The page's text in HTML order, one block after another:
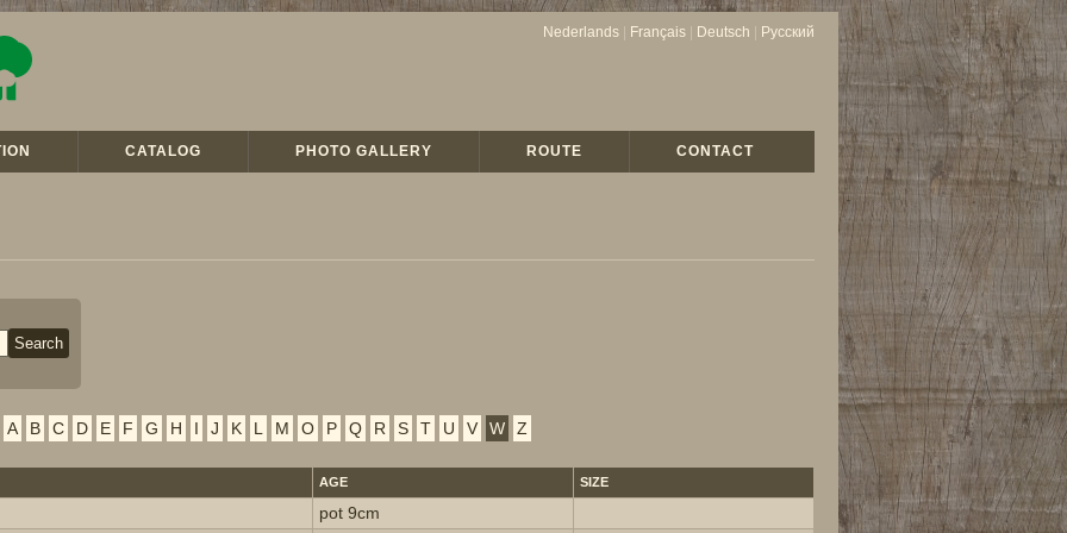
Nederlands Français Deutsch Русский
CATALOG PHOTO GALLERY ROUTE CONTACT
A B C D E F G H I J K L M O P Q R S T U V W Z
AGE SIZE
pot 9cm